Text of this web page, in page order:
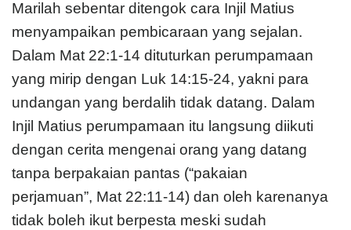
Marilah sebentar ditengok cara Injil Matius
menyampaikan pembicaraan yang sejalan.
Dalam Mat 22:1-14 dituturkan perumpamaan
yang mirip dengan Luk 14:15-24, yakni para
undangan yang berdalih tidak datang. Dalam
Injil Matius perumpamaan itu langsung diikuti
dengan cerita mengenai orang yang datang
tanpa berpakaian pantas (“pakaian
perjamuan”, Mat 22:11-14) dan oleh karenanya
tidak boleh ikut berpesta meski sudah